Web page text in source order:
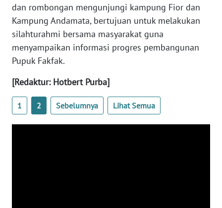
dan rombongan mengunjungi kampung Fior dan
Kampung Andamata, bertujuan untuk melakukan
silahturahmi bersama masyarakat guna
menyampaikan informasi progres pembangunan
Pupuk Fakfak.
[Redaktur: Hotbert Purba]
1 2 Sebelumnya Lihat Semua
KARIR
News
Regional
WN
SUMUT